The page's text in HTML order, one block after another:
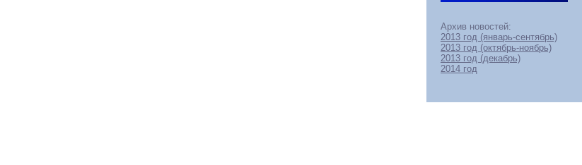
Архив новостей:
2013 год (январь-сентябрь)
2013 год (октябрь-ноябрь)
2013 год (декабрь)
2014 год